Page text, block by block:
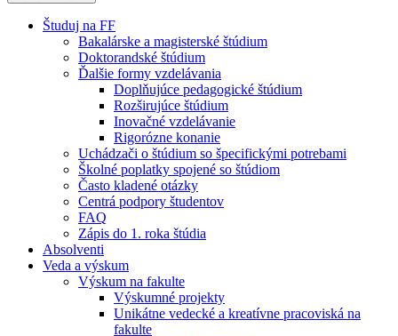
Študuj na FF
Bakalárske a magisterské štúdium
Doktorandské štúdium
Ďalšie formy vzdelávania
Doplňujúce pedagogické štúdium
Rozširujúce štúdium
Inovačné vzdelávanie
Rigorózne konanie
Uchádzači o štúdium so špecifickými potrebami
Školné poplatky spojené so štúdiom
Často kladené otázky
Centrá podpory študentov
FAQ
Zápis do 1. roka štúdia
Absolventi
Veda a výskum
Výskum na fakulte
Výskumné projekty
Unikátne vedecké a kreatívne pracoviská na
fakulte